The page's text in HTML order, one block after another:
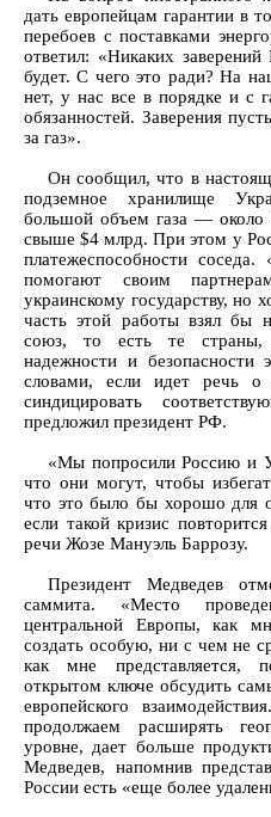
дать европейцам гарантии в
перебоев с поставками
ответил: «Никаких
будет. С чего это ради? На
нет, у нас все в порядке и с
обязанностей. Заверения
за газ».
Он сообщил, что в
подземное хранилище
большой объем газа —
свыше $4 млрд. При этом у
платежеспособности
помогают своим
украинскому государству, но
часть этой работы взял бы
союз, то есть те страны,
надежности и безопасности
словами, если идет речь о
синдицировать
предложил президент РФ.
«Мы попросили Россию и
что они могут, чтобы
что это было бы хорошо для
если такой кризис
речи Жозе Мануэль Баррозу.
Президент Медведев
саммита. «Место
центральной Европы, как
создать особую, ни с чем не
как мне представляется,
открытом ключе обсудить
европейского
продолжаем расширять
уровне, дает больше
Медведев, напомнив
России есть «еще более